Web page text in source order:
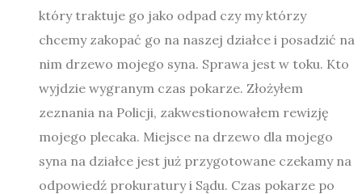
który traktuje go jako odpad czy my którzy
chcemy zakopać go na naszej działce i posadzić na
nim drzewo mojego syna. Sprawa jest w toku. Kto
wyjdzie wygranym czas pokarze. Złożyłem
zeznania na Policji, zakwestionowałem rewizję
mojego plecaka. Miejsce na drzewo dla mojego
syna na działce jest już przygotowane czekamy na
odpowiedź prokuratury i Sądu. Czas pokarze po